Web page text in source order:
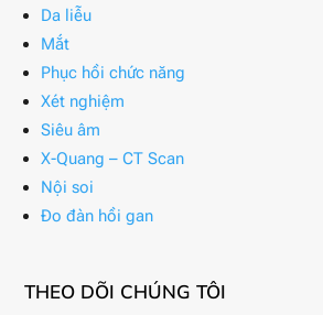
Da liễu
Mắt
Phục hồi chức năng
Xét nghiệm
Siêu âm
X-Quang – CT Scan
Nội soi
Đo đàn hồi gan
THEO DÕI CHÚNG TÔI